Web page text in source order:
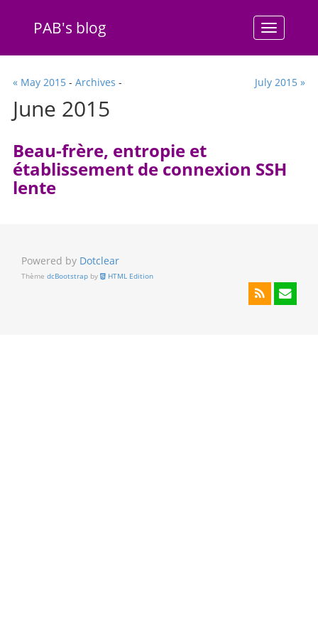
Menu
PAB's blog
« May 2015- Archives - July 2015 »
June 2015
Beau-frère, entropie et
établissement de connexion SSH
lente
Powered by Dotclear
Thème dcBootstrap by HTML Edition